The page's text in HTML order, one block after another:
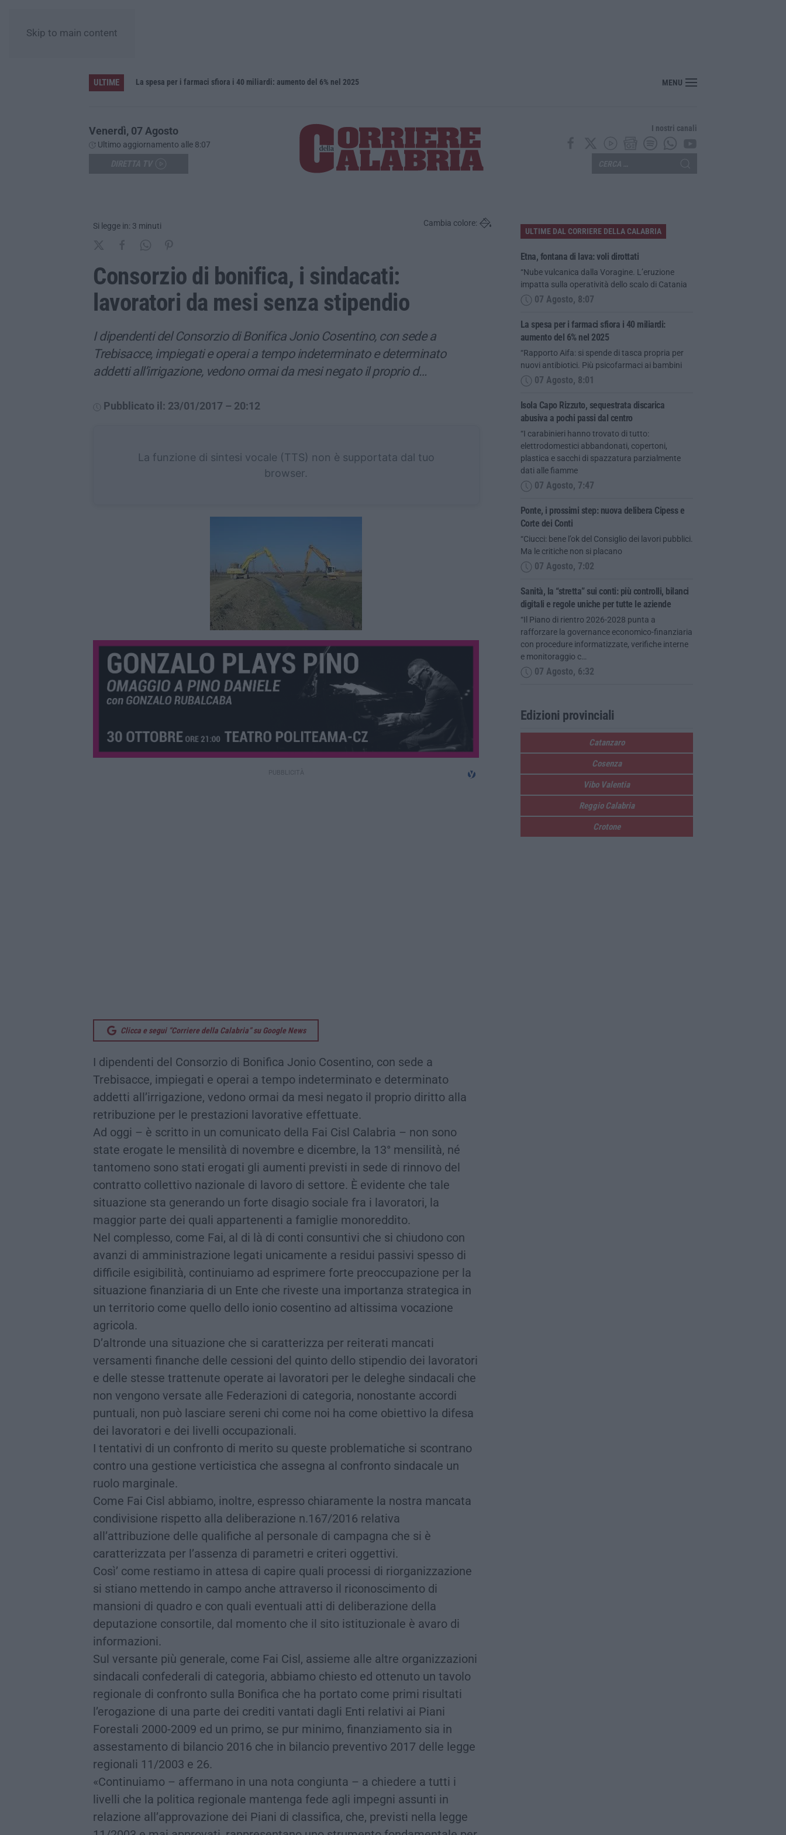
Skip to main content
ULTIME La spesa per i farmaci sfiora i 40 miliardi: aumento del 6% nel 2025 Isola Capo Rizzuto, sequestrata discarica abusiva a pochi passi dal centro
MENU
Venerdì, 07 Agosto
Ultimo aggiornamento alle 8:07
I nostri canali
Si legge in: 3 minuti Cambia colore:
Consorzio di bonifica, i sindacati:
lavoratori da mesi senza stipendio
I dipendenti del Consorzio di Bonifica Jonio Cosentino, con sede a
Trebisacce, impiegati e operai a tempo indeterminato e determinato
addetti all’irrigazione, vedono ormai da mesi negato il proprio d…
Pubblicato il: 23/01/2017 – 20:12
La funzione di sintesi vocale (TTS) non è supportata dal tuo
browser.
Clicca e segui “Corriere della Calabria” su Google News
I dipendenti del Consorzio di Bonifica Jonio Cosentino, con sede a
Trebisacce, impiegati e operai a tempo indeterminato e determinato
addetti all’irrigazione, vedono ormai da mesi negato il proprio diritto alla
retribuzione per le prestazioni lavorative effettuate.
Ad oggi – è scritto in un comunicato della Fai Cisl Calabria – non sono
state erogate le mensilità di novembre e dicembre, la 13° mensilità, né
tantomeno sono stati erogati gli aumenti previsti in sede di rinnovo del
contratto collettivo nazionale di lavoro di settore. È evidente che tale
situazione sta generando un forte disagio sociale fra i lavoratori, la
maggior parte dei quali appartenenti a famiglie monoreddito.
Nel complesso, come Fai, al di là di conti consuntivi che si chiudono con
avanzi di amministrazione legati unicamente a residui passivi spesso di
difficile esigibilità, continuiamo ad esprimere forte preoccupazione per la
situazione finanziaria di un Ente che riveste una importanza strategica in
un territorio come quello dello ionio cosentino ad altissima vocazione
agricola.
D’altronde una situazione che si caratterizza per reiterati mancati
versamenti finanche delle cessioni del quinto dello stipendio dei lavoratori
e delle stesse trattenute operate ai lavoratori per le deleghe sindacali che
non vengono versate alle Federazioni di categoria, nonostante accordi
puntuali, non può lasciare sereni chi come noi ha come obiettivo la difesa
dei lavoratori e dei livelli occupazionali.
I tentativi di un confronto di merito su queste problematiche si scontrano
contro una gestione verticistica che assegna al confronto sindacale un
ruolo marginale.
Come Fai Cisl abbiamo, inoltre, espresso chiaramente la nostra mancata
condivisione rispetto alla deliberazione n.167/2016 relativa
all’attribuzione delle qualifiche al personale di campagna che si è
caratterizzata per l’assenza di parametri e criteri oggettivi.
Così’ come restiamo in attesa di capire quali processi di riorganizzazione
si stiano mettendo in campo anche attraverso il riconoscimento di
mansioni di quadro e con quali eventuali atti di deliberazione della
deputazione consortile, dal momento che il sito istituzionale è avaro di
informazioni.
Sul versante più generale, come Fai Cisl, assieme alle altre organizzazioni
sindacali confederali di categoria, abbiamo chiesto ed ottenuto un tavolo
regionale di confronto sulla Bonifica che ha portato come primi risultati
l’erogazione di una parte dei crediti vantati dagli Enti relativi ai Piani
Forestali 2000-2009 ed un primo, se pur minimo, finanziamento sia in
assestamento di bilancio 2016 che in bilancio preventivo 2017 delle legge
regionali 11/2003 e 26.
«Continuiamo – affermano in una nota congiunta – a chiedere a tutti i
livelli che la politica regionale mantenga fede agli impegni assunti in
relazione all’approvazione dei Piani di classifica, che, previsti nella legge
ULTIME DAL CORRIERE DELLA CALABRIA
Etna, fontana di lava: voli dirottati
“Nube vulcanica dalla Voragine. L’eruzione
impatta sulla operatività dello scalo di Catania
07 Agosto, 8:07
La spesa per i farmaci sfiora i 40 miliardi:
aumento del 6% nel 2025
“Rapporto Aifa: si spende di tasca propria per
nuovi antibiotici. Più psicofarmaci ai bambini
07 Agosto, 8:01
Isola Capo Rizzuto, sequestrata discarica
abusiva a pochi passi dal centro
“I carabinieri hanno trovato di tutto:
elettrodomestici abbandonati, copertoni,
plastica e sacchi di spazzatura parzialmente
dati alle fiamme
07 Agosto, 7:47
Ponte, i prossimi step: nuova delibera Cipess e
Corte dei Conti
“Ciucci: bene l’ok del Consiglio dei lavori pubblici.
Ma le critiche non si placano
07 Agosto, 7:02
Sanità, la “stretta” sui conti: più controlli, bilanci
digitali e regole uniche per tutte le aziende
“Il Piano di rientro 2026-2028 punta a
rafforzare la governance economico-finanziaria
con procedure informatizzate, verifiche interne
e monitoraggio c…
07 Agosto, 6:32
Edizioni provinciali
Catanzaro
Cosenza
Vibo Valentia
Reggio Calabria
Crotone